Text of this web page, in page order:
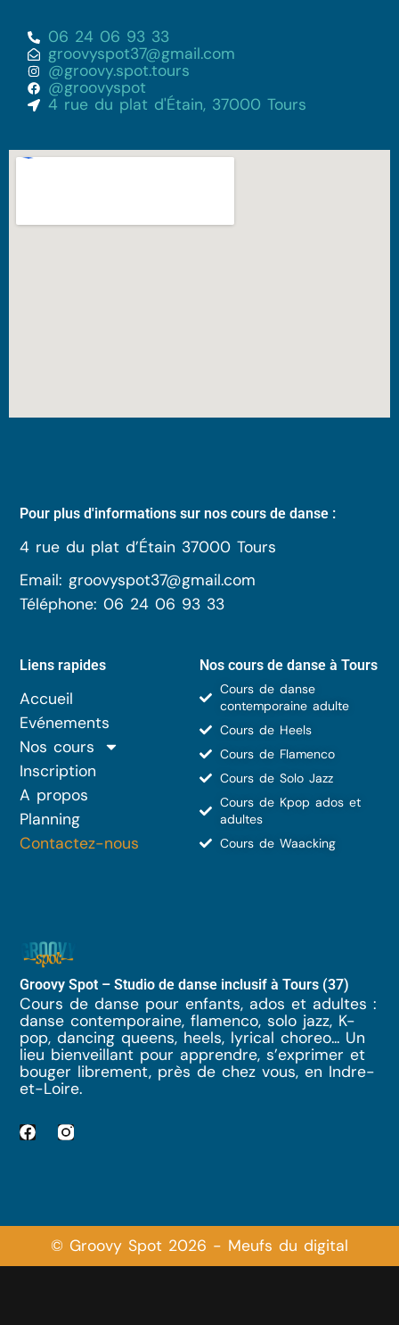
06 24 06 93 33
groovyspot37@gmail.com
@groovy.spot.tours
@groovyspot
4 rue du plat d'Étain, 37000 Tours
Groovy Spot – Studio de danse inclusif à Tours (37)
Cours de danse pour enfants, ados et adultes :
danse contemporaine, flamenco, solo jazz, K-
pop, dancing queens, heels, lyrical choreo... Un
lieu bienveillant pour apprendre, s’exprimer et
bouger librement, près de chez vous, en Indre-
et-Loire.
Nos cours de danse à Tours
Cours de danse
contemporaine adulte
Cours de Heels
Cours de Flamenco
Cours de Solo Jazz
Cours de Kpop ados et
adultes
Cours de Waacking
Liens rapides
Accueil
Evénements
Nos cours
Inscription
A propos
Planning
Contactez-nous
Pour plus d'informations sur nos cours de danse :
4 rue du plat d’Étain 37000 Tours
Email: groovyspot37@gmail.com
Téléphone: 06 24 06 93 33
© Groovy Spot 2026 - Meufs du digital